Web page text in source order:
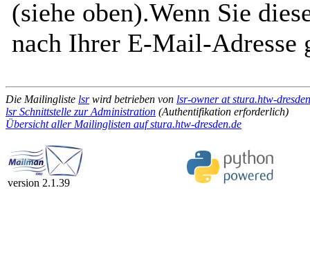
(siehe oben).Wenn Sie
nach Ihrer E-Mail-Adresse
Die Mailingliste lsrwird betrieben von lsr-owner at stura.htw-
lsr Schnittstelle zur Administration (Authentifikation erforderlich)
Übersicht aller Mailinglisten auf stura.htw-dresden.de
version 2.1.39